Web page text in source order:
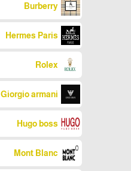
Burberry
Hermes Paris
Rolex
Giorgio armani
Hugo boss
Mont Blanc